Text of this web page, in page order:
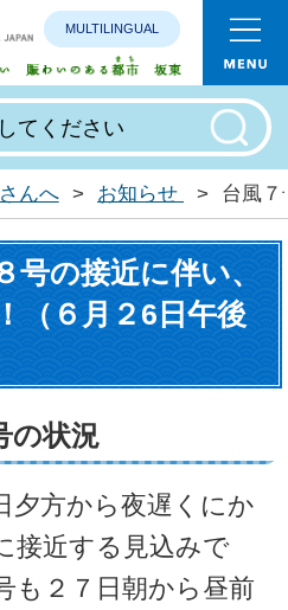
みんなで
MULTILINGUAL
んへ > お知らせ > 台風
号の接近に伴い、
（６月２6日午後
の状況
夕方から夜遅くにか
接近する見込みで
も２７日朝から昼前